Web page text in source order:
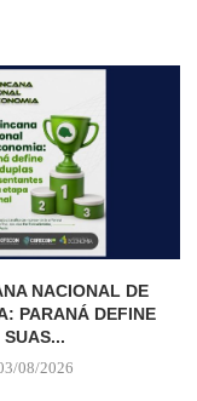
NACIONAL DE
PARANÁ DEFINE
SUAS...
08/2026